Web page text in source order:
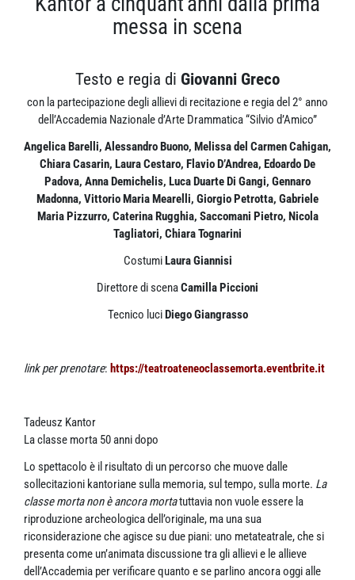
messa in scena
Testo e regia di Giovanni Greco
con la partecipazione degli allievi di recitazione e regia del 2° anno
dell’Accademia Nazionale d’Arte Drammatica “Silvio d’Amico”
Angelica Barelli, Alessandro Buono, Melissa del Carmen Cahigan,
Chiara Casarin, Laura Cestaro, Flavio D’Andrea, Edoardo De
Padova, Anna Demichelis, Luca Duarte Di Gangi, Gennaro
Madonna, Vittorio Maria Mearelli, Giorgio Petrotta, Gabriele
Maria Pizzurro, Caterina Rugghia, Saccomani Pietro, Nicola
Tagliatori, Chiara Tognarini
CostumiLaura Giannisi
Direttore di scenaCamilla Piccioni
Tecnico luciDiego Giangrasso
link per prenotare: https://teatroateneoclassemorta.eventbrite.it
Tadeusz Kantor
La classe morta 50 anni dopo
Lo spettacolo è il risultato di un percorso che muove dalle
sollecitazioni kantoriane sulla memoria, sul tempo, sulla morte. La
classe morta non è ancora mortatuttavia non vuole essere la
riproduzione archeologica dell’originale, ma una sua
riconsiderazione che agisce su due piani: uno metateatrale, che si
presenta come un’animata discussione tra gli allievi e le allieve
dell’Accademia per verificare quanto e se parlino ancora oggi alle